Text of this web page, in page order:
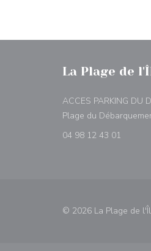
La Plage de
ACCES PARKING DU
Plage du
04 98 12 43 01
© 2026 La Plage de